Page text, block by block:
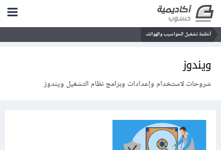
أنظمة تشغيل الحواسيب والهواتف
ويندوز
شروحات ﻻستخدام وإعدادات وبرامج نظام التشغيل ويندوز